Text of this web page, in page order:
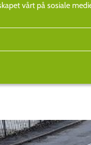
vårt på sosiale